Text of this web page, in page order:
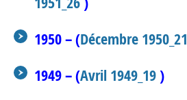
1950 – (Décembre 1950_21
1949 – (Avril 1949_19)